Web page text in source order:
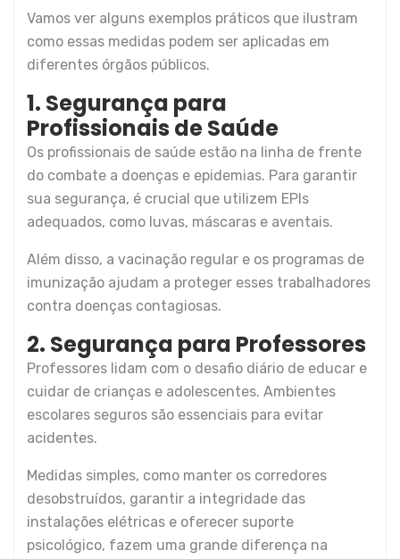
Vamos ver alguns exemplos práticos que ilustram
como essas medidas podem ser aplicadas em
diferentes órgãos públicos.
1. Segurança para
Profissionais de Saúde
Os profissionais de saúde estão na linha de frente
do combate a doenças e epidemias. Para garantir
sua segurança, é crucial que utilizem EPIs
adequados, como luvas, máscaras e aventais.
Além disso, a vacinação regular e os programas de
imunização ajudam a proteger esses trabalhadores
contra doenças contagiosas.
2. Segurança para Professores
Professores lidam com o desafio diário de educar e
cuidar de crianças e adolescentes. Ambientes
escolares seguros são essenciais para evitar
acidentes.
Medidas simples, como manter os corredores
desobstruídos, garantir a integridade das
instalações elétricas e oferecer suporte
psicológico, fazem uma grande diferença na